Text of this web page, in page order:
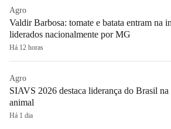
Agro
Valdir Barbosa: tomate e batata entram na
liderados nacionalmente por MG
Há 12 horas
Agro
SIAVS 2026 destaca liderança do Brasil
animal
Há 1 dia